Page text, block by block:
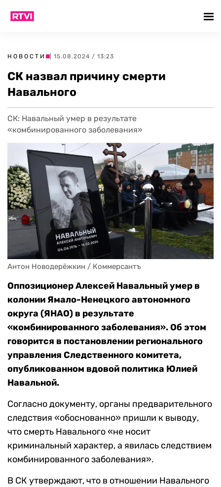
НОВОСТИ | 15.08.2024 / 13:23
СК назвал причину смерти
Навального
СК: Навальный умер в результате
«комбинированного заболевания»
Антон Новодерёжкин / Коммерсантъ
Оппозиционер Алексей Навальный умер в
колонии Ямало-Ненецкого автономного
округа (ЯНАО) в результате
«комбинированного заболевания». Об этом
говорится в постановлении регионального
управления Следственного комитета,
опубликованном вдовой политика Юлией
Навальной.
Согласно документу, органы предварительного
следствия «обоснованно» пришли к выводу,
что смерть Навального «не носит
криминальный характер, а явилась следствием
комбинированного заболевания».
В СК утверждают, что в отношении Навального